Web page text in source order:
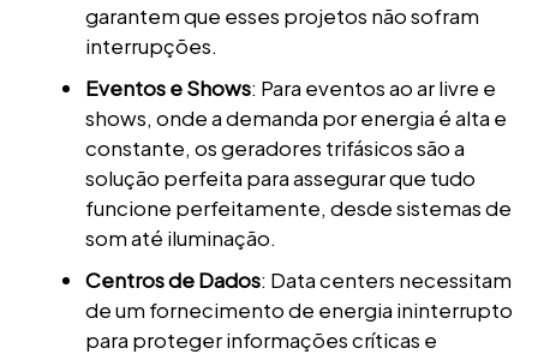
garantem que esses projetos não sofram
interrupções.
Eventos e Shows: Para eventos ao ar livre e
shows, onde a demanda por energia é alta e
constante, os geradores trifásicos são a
solução perfeita para assegurar que tudo
funcione perfeitamente, desde sistemas de
som até iluminação.
Centros de Dados: Data centers necessitam
de um fornecimento de energia ininterrupto
para proteger informações críticas e